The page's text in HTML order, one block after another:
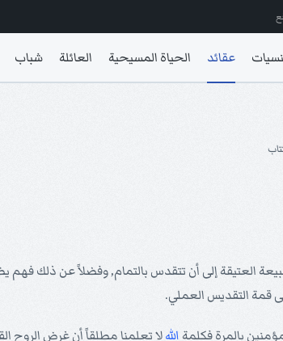
عقائد الحياة المسيحية العائلة شباب
إلى أن تتقدس بالتمام, وفضلاً عن ذلك فهم
قمة التقديس العملي.
بالمرة فكلمة اللهلا تعلمنا مطلقاً أن غرض الروح